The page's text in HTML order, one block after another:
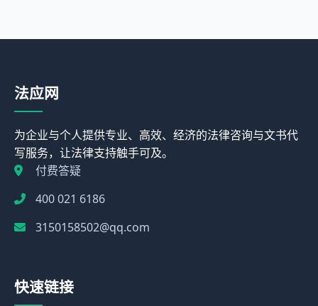
法应网
为企业与个人提供专业、高效、经济的法律咨询与文书代
写服务，让法律支持触手可及。
付费答疑
400 021 6186
3150158502@qq.com
快速链接